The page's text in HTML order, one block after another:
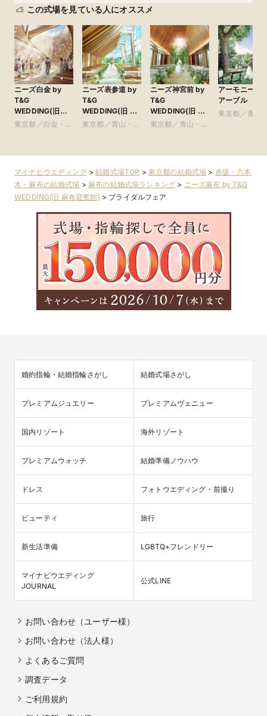
この式場を見ている人にオススメ
ニーズ白金 by
T&G
WEDDING(旧
アーフェリーク白
東京都／白金・恵
ニーズ表参道 by
T&G
WEDDING(旧 表
参道TERRACE)
東京都／青山・表
ニーズ神宮前 by
T&G
WEDDING(旧 ア
ルモニーソルーナ
東京都／青山・表
アーモニーア
アーブル
東京都／青山
マイナビウエディング>結婚式場TOP > 東京都の結婚式場 > 赤坂・六本
木・麻布の結婚式場 > 麻布の結婚式場ランキング > ニーズ麻布 by T&G
WEDDING(旧 麻布迎賓館) > ブライダルフェア
婚約指輪・結婚指輪さがし 結婚式場さがし
プレミアムジュエリー プレミアムヴェニュー
国内リゾート 海外リゾート
プレミアムウォッチ 結婚準備ノウハウ
ドレス フォトウエディング・前撮り
ビューティ 旅行
新生活準備 LGBTQ+フレンドリー
マイナビウエディング
JOURNAL
公式LINE
お問い合わせ（ユーザー様）
お問い合わせ（法人様）
よくあるご質問
調査データ
ご利用規約